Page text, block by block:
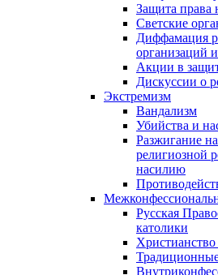
Защита права
Светские
Диффамация
организаций
Акции в
Дискуссии о
Экстремизм
Вандализм
Убийства и
Разжигание
религиозной
насилию
Русская
католики